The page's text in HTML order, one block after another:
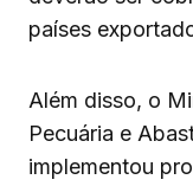
países
Além disso, o
Pecuária e
implementou